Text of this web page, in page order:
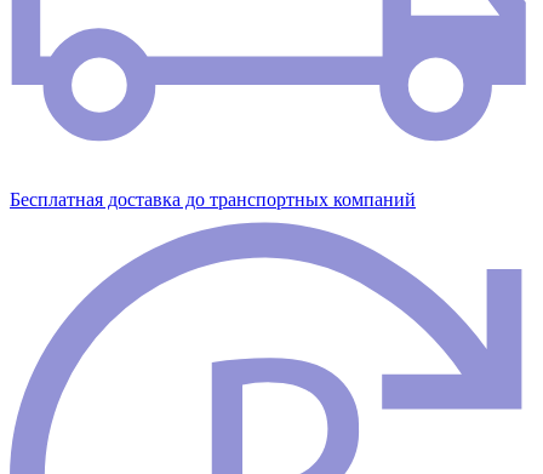
Бесплатная доставка до транспортных компаний